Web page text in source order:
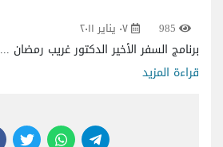
985 ٠٧ يناير ٢٠١١
برنامج السفر الأخير الدكتور غريب رمضان ...
قراءة المزيد